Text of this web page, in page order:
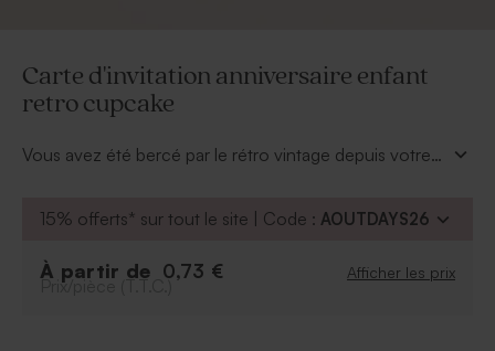
Carte d'invitation anniversaire enfant
retro cupcake
Vous avez été bercé par le rétro vintage depuis votre
petit bout. Vous pourrez ainsi lui transmettre votre
ses motifs jacquard, cette carte fera sensation auprès
15% offerts* sur tout le site | Code : AOUTDAYS26
À partir de 0,73 € Afficher les prix
Prix/pièce (T.T.C.)